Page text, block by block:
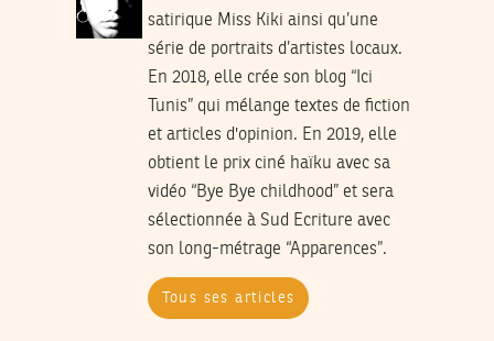
satirique Miss Kiki ainsi qu’une
série de portraits d’artistes locaux.
En 2018, elle crée son blog “Ici
Tunis” qui mélange textes de fiction
et articles d'opinion. En 2019, elle
obtient le prix ciné haïku avec sa
vidéo “Bye Bye childhood” et sera
sélectionnée à Sud Ecriture avec
son long-métrage “Apparences”.
Tous ses articles